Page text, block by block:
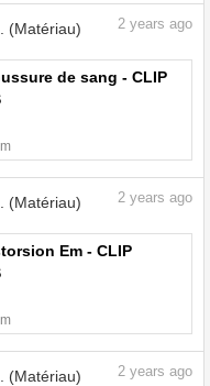
(Matériau) 2 years ago
de sang - CLIP
(Matériau) 2 years ago
Em - CLIP
(Matériau) 2 years ago